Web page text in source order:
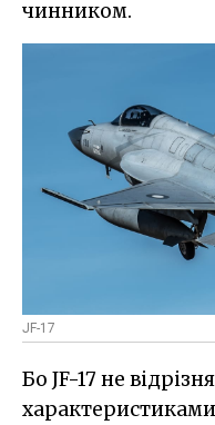
чинником.
JF-17
Бо JF-17 не